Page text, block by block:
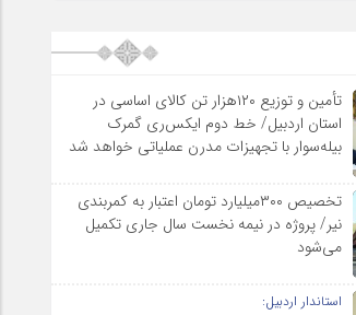
تأمین و توزیع ۱۲۰هزار تن کالای اساسی در
استان اردبیل/ خط دوم ایکس‌ری گمرک
بیله‌سوار با تجهیزات مدرن عملیاتی خواهد شد
تخصیص ۳۰۰میلیارد تومان اعتبار به کمربندی
نیر/ پروژه در نیمه نخست سال جاری تکمیل
می‌شود
استاندار اردبیل: